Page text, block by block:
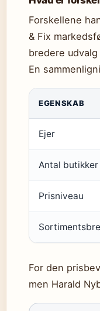
Forskellene
& Fix
bredere
En
EGENSKAB
Ejer
Antal butikker
Prisniveau
For den
men Harald